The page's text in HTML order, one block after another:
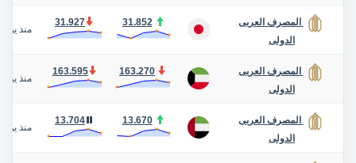
المصرف العربى
الدولى
31.852
31.927
منذ يوم
المصرف العربى
الدولى
163.270
163.595
منذ يوم
المصرف العربى
الدولى
13.670
13.704
منذ يوم